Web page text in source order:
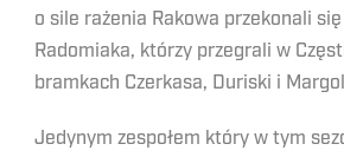
o sile rażenia Rakowa przekonali się
Radomiaka, którzy przegrali w
bramkach Czerkasa, Duriski i
Jedynym zespołem który w tym